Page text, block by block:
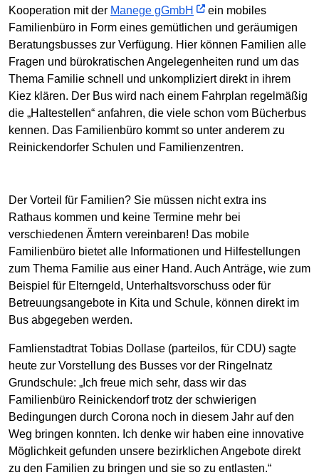
Kooperation mit der Manege gGmbH
ein mobiles
Familienbüro in Form eines gemütlichen und geräumigen
Beratungsbusses zur Verfügung. Hier können Familien alle
Fragen und bürokratischen Angelegenheiten rund um das
Thema Familie schnell und unkompliziert direkt in ihrem
Kiez klären. Der Bus wird nach einem Fahrplan regelmäßig
die „Haltestellen“ anfahren, die viele schon vom Bücherbus
kennen. Das Familienbüro kommt so unter anderem zu
Reinickendorfer Schulen und Familienzentren.
Der Vorteil für Familien? Sie müssen nicht extra ins
Rathaus kommen und keine Termine mehr bei
verschiedenen Ämtern vereinbaren! Das mobile
Familienbüro bietet alle Informationen und Hilfestellungen
zum Thema Familie aus einer Hand. Auch Anträge, wie zum
Beispiel für Elterngeld, Unterhaltsvorschuss oder für
Betreuungsangebote in Kita und Schule, können direkt im
Bus abgegeben werden.
Famlienstadtrat Tobias Dollase (parteilos, für CDU) sagte
heute zur Vorstellung des Busses vor der Ringelnatz
Grundschule: „Ich freue mich sehr, dass wir das
Familienbüro Reinickendorf trotz der schwierigen
Bedingungen durch Corona noch in diesem Jahr auf den
Weg bringen konnten. Ich denke wir haben eine innovative
Möglichkeit gefunden unsere bezirklichen Angebote direkt
zu den Familien zu bringen und sie so zu entlasten.“